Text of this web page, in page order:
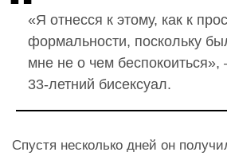
«Я отнесся к этому, как к
формальности, поскольку
мне не о чем
33-летний бисексуал.
Спустя несколько дней он